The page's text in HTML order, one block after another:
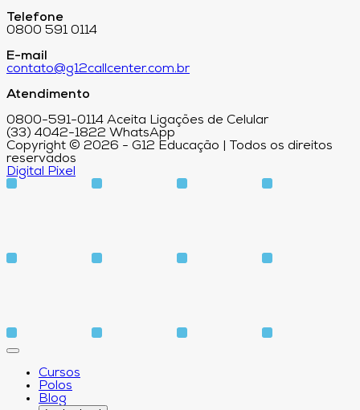
Telefone
0800 591 0114
E-mail
contato@g12callcenter.com.br
Atendimento
0800-591-0114 Aceita Ligações de Celular
(33) 4042-1822 WhatsApp
Copyright © 2026 - G12 Educação | Todos os direitos
reservados
Digital Pixel
Cursos
Polos
Blog